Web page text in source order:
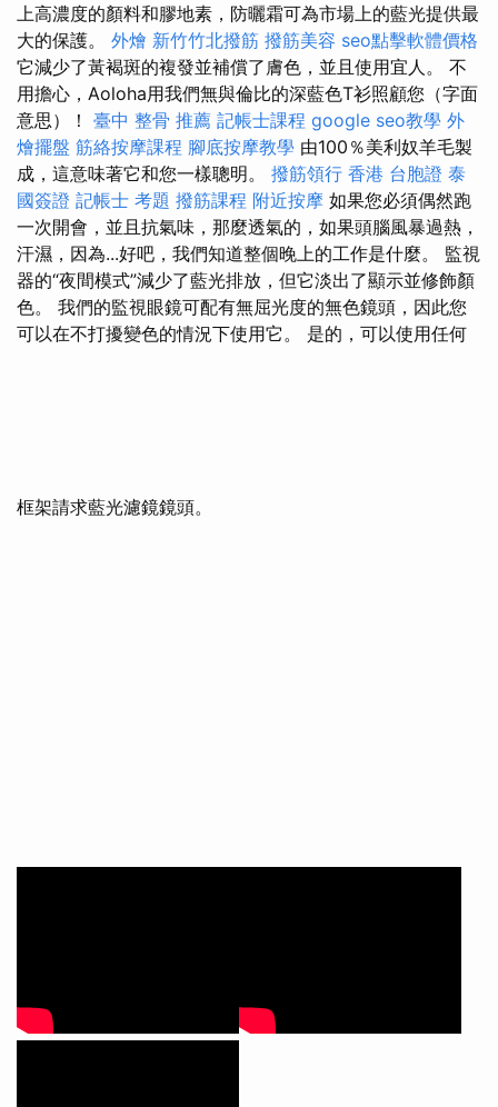
上高濃度的顏料和膠地素，防曬霜可為市場上的藍光提供最
大的保護。 外燴 新竹竹北撥筋 撥筋美容 seo點擊軟體價格
它減少了黃褐斑的複發並補償了膚色，並且使用宜人。 不
用擔心，Aoloha用我們無與倫比的深藍色T衫照顧您（字面
意思）！ 臺中 整骨 推薦 記帳士課程 google seo教學 外
燴擺盤 筋絡按摩課程 腳底按摩教學 由100％美利奴羊毛製
成，這意味著它和您一樣聰明。 撥筋領行 香港 台胞證 泰
國簽證 記帳士 考題 撥筋課程 附近按摩 如果您必須偶然跑
一次開會，並且抗氣味，那麼透氣的，如果頭腦風暴過熱，
汗濕，因為...好吧，我們知道整個晚上的工作是什麼。 監視
器的“夜間模式”減少了藍光排放，但它淡出了顯示並修飾顏
色。 我們的監視眼鏡可配有無屈光度的無色鏡頭，因此您
可以在不打擾變色的情況下使用它。 是的，可以使用任何
框架請求藍光濾鏡鏡頭。